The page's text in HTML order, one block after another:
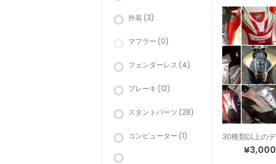
¥3,000
外装 (3)
マフラー (0)
フェンダーレス (4)
ブレーキ (12)
スタントパーツ (28)
コンピューター (1)